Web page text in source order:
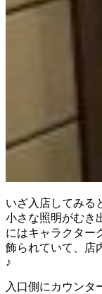
いざ入店してみる
小さな照明がむき
にはキャラクター
飾られていて、店
♪
入口側にカウンタ